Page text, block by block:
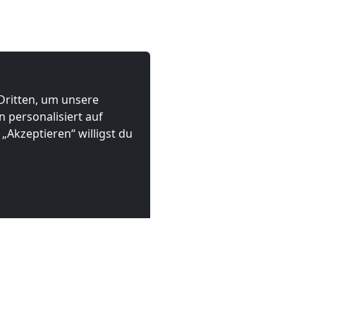
um unsere
personalisiert auf
willigst du